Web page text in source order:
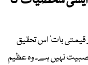
قیمتی بات‘ اس تحقیق
نہیں ہے۔ وہ عظیم